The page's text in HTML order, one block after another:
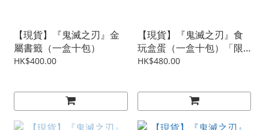
【現貨】『鬼滅之刃』金
屬書籤（一盒十包）
HK$400.00
【現貨】『鬼滅之刃』食
玩盒蛋（一盒十包）「限
門市/速遞」
HK$480.00